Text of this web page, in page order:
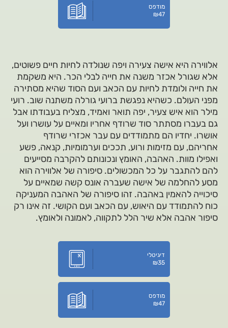
מודפס
₪47
אלווירה היא אישה צעירה ויפה שנולדה לחיות חיים פשוטים,
אלא שגורל אכזר משנה את חייה לבלי הכר. היא משקמת
את חייה ולומדת לחיות עם הכאב ועם הסוד שהיא מסתירה
מפני העולם. כשהיא נפגשת ברועי גורלה משתנה שוב. רועי
מילר הוא איש צעיר, יפה תואר ואמיד, מצליח בעבודתו אבל
גם בעברו מסתתר סוד שרודף אחריו ומאיים על עושרו ועל
אושרו. יחדיו הם מתמודדים עם עבר אכזרי שרודף
אחריהם, עם מזימות ורוע, תככים וערמומיות, קנאה, פשע
ואפילו מוות. האהבה, האומץ ונכונותם להקרבה מסייעים
להם להתגבר על כל המכשולים. סיפורה של אלווירה הוא
מסע להחלמה של אישה שעברה אונס קשה שמאיים על
סיכוייה להאמין באהבה. זהו סיפורה של האהבה המעניקה
כוח להתמודד עם היאוש, עם הכאב ועם הקושי. זה אינו רק
סיפור אהבה אלא שיר הלל לתקווה, לאמונה ולאומץ.
דיגיטלי
₪35
מודפס
₪47